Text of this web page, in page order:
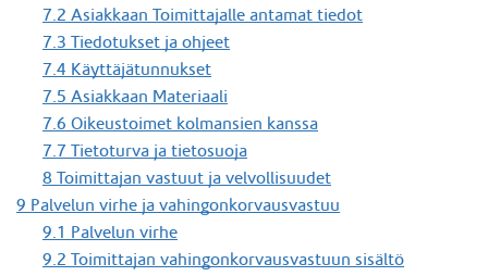
7.2 Asiakkaan Toimittajalle antamat tiedot
7.3 Tiedotukset ja ohjeet
7.4 Käyttäjätunnukset
7.5 Asiakkaan Materiaali
7.6 Oikeustoimet kolmansien kanssa
7.7 Tietoturva ja tietosuoja
8 Toimittajan vastuut ja velvollisuudet
9 Palvelun virhe ja vahingonkorvausvastuu
9.1 Palvelun virhe
9.2 Toimittajan vahingonkorvausvastuun sisältö